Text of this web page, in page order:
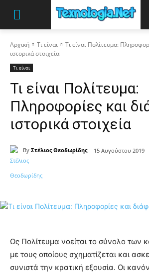
Αρχική Τι είναι
Τι είναι Πολίτευμα:
ιστορικά στοιχεία
Τι είναι
Τι είναι Πολίτευμα:
Πληροφορίες και
ιστορικά στοιχεία
By Στέλιος Θεοδωρίδης 15 Αυγούστου 2019
Ως Πολίτευμα νοείται το σύνολο των
με τους οποίους σχηματίζεται και
συνιστά την κρατική εξουσία. Οι